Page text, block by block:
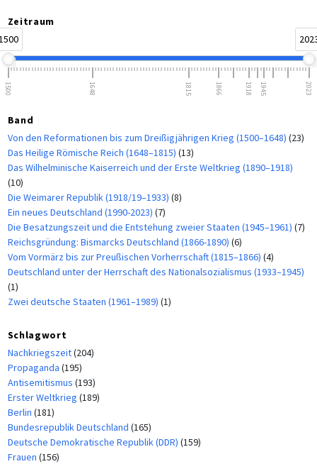
Zeitraum
1500 1648 1815 1866 1918 1945 2023
Band
Von den Reformationen bis zum Dreißigjährigen Krieg (1500–1648) (23)
Das Heilige Römische Reich (1648–1815) (13)
Das Wilhelminische Kaiserreich und der Erste Weltkrieg (1890–1918)
(10)
Die Weimarer Republik (1918/19–1933) (8)
Ein neues Deutschland (1990-2023) (7)
Die Besatzungszeit und die Entstehung zweier Staaten (1945–1961) (7)
Reichsgründung: Bismarcks Deutschland (1866-1890) (6)
Vom Vormärz bis zur Preußischen Vorherrschaft (1815–1866) (4)
Deutschland unter der Herrschaft des Nationalsozialismus (1933–1945)
(1)
Zwei deutsche Staaten (1961–1989) (1)
Schlagwort
Nachkriegszeit(204)
Propaganda (195)
Antisemitismus (193)
Erster Weltkrieg (189)
Berlin (181)
Bundesrepublik Deutschland (165)
Deutsche Demokratische Republik (DDR) (159)
Frauen (156)